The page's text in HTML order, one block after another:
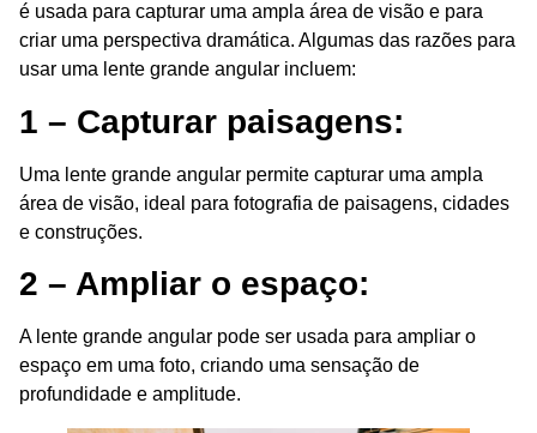
é usada para capturar uma ampla área de visão e para
criar uma perspectiva dramática. Algumas das razões para
usar uma lente grande angular incluem:
1 – Capturar paisagens:
Uma lente grande angular permite capturar uma ampla
área de visão, ideal para fotografia de paisagens, cidades
e construções.
2 – Ampliar o espaço:
A lente grande angular pode ser usada para ampliar o
espaço em uma foto, criando uma sensação de
profundidade e amplitude.